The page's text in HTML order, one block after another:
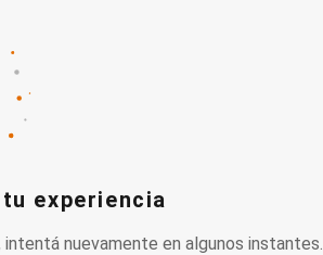
experiencia
nuevamente en algunos instantes.